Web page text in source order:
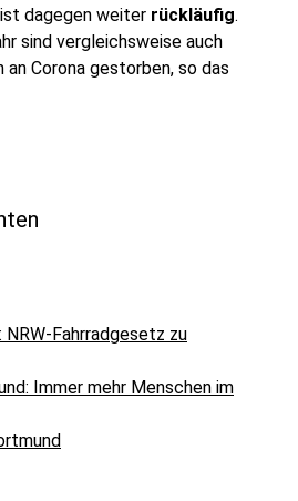
ist dagegen weiter rückläufig.
sind vergleichsweise auch
an Corona gestorben, so das
NRW-Fahrradgesetz zu
Immer mehr Menschen im